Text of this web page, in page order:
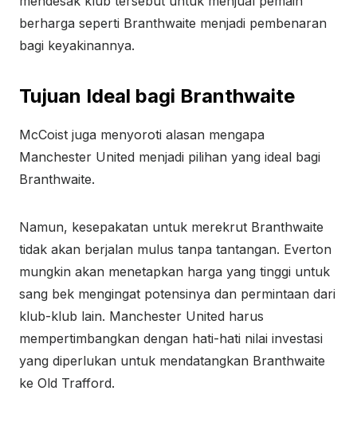
berharga seperti Branthwaite menjadi pembenaran
bagi keyakinannya.
Tujuan Ideal bagi Branthwaite
McCoist juga menyoroti alasan mengapa
Manchester United menjadi pilihan yang ideal bagi
Branthwaite.
Namun, kesepakatan untuk merekrut Branthwaite
tidak akan berjalan mulus tanpa tantangan. Everton
mungkin akan menetapkan harga yang tinggi untuk
sang bek mengingat potensinya dan permintaan dari
klub-klub lain. Manchester United harus
mempertimbangkan dengan hati-hati nilai investasi
yang diperlukan untuk mendatangkan Branthwaite
ke Old Trafford.